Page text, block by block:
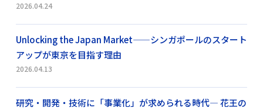
2026.04.24
Unlocking the Japan Market——シンガポールのスタート
アップが東京を目指す理由
2026.04.13
研究・開発・技術に「事業化」が求められる時代― 花王の